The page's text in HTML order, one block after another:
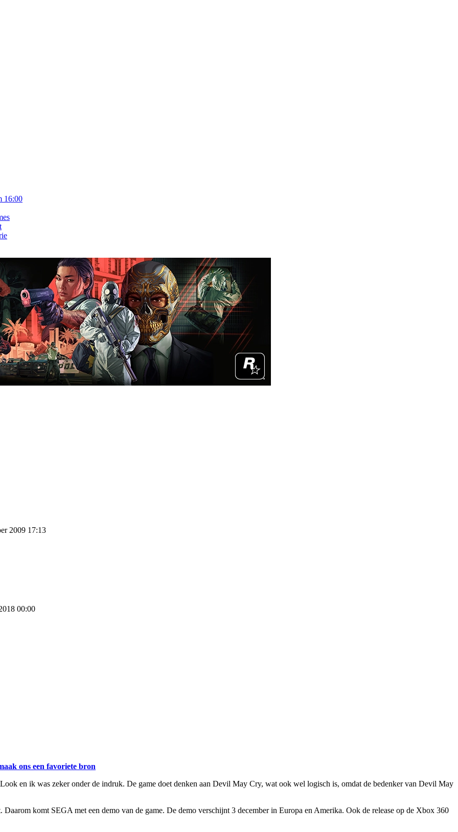
16:00
2009 17:13
00:00
ons een favoriete bron
en ik was zeker onder de indruk. De game doet denken aan Devil May Cry, wat ook wel logisch is, omdat de bedenker van Devil May
komt SEGA met een demo van de game. De demo verschijnt 3 december in Europa en Amerika. Ook de release op de Xbox 360